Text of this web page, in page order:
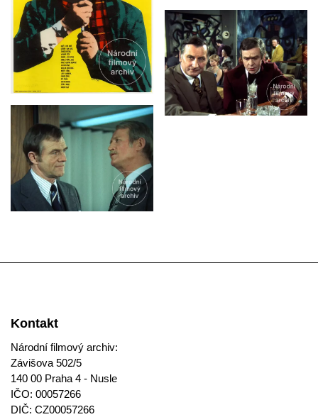
Kontakt
Národní filmový archiv:
Závišova 502/5
140 00 Praha 4 - Nusle
IČO: 00057266
DIČ: CZ00057266